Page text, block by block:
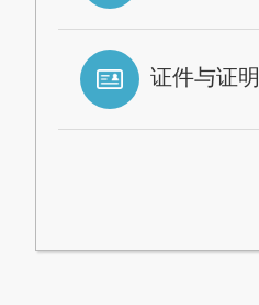
证件与证明